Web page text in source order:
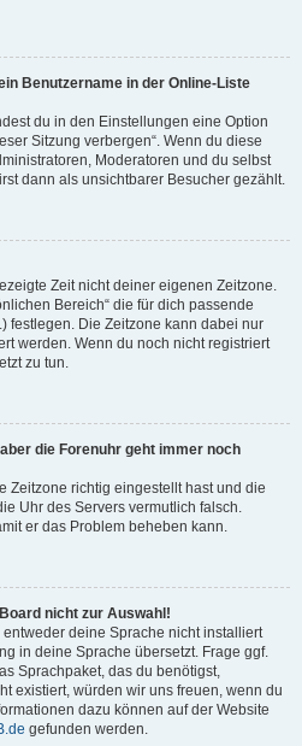
Benutzername in der Online-Liste
du in den Einstellungen eine Option
Sitzung verbergen“. Wenn du diese
Moderatoren und du selbst
dann als unsichtbarer Besucher gezählt.
Zeit nicht deiner eigenen Zeitzone.
Bereich“ die für dich passende
festlegen. Die Zeitzone kann dabei nur
werden. Wenn du noch nicht registriert
zu tun.
die Forenuhr geht immer noch
Zeitzone richtig eingestellt hast und die
Uhr des Servers vermutlich falsch.
er das Problem beheben kann.
nicht zur Auswahl!
deine Sprache nicht installiert
in deine Sprache übersetzt. Frage ggf.
Sprachpaket, das du benötigst,
existiert, würden wir uns freuen, wenn du
dazu können auf der Website
gefunden werden.